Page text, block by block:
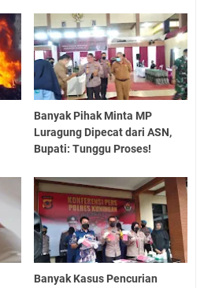
Banyak Pihak Minta MP
Luragung Dipecat dari ASN,
Bupati: Tunggu Proses!
Banyak Kasus Pencurian